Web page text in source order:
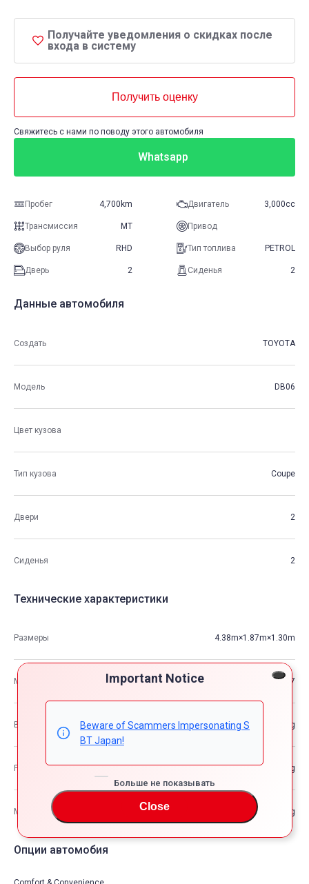
Important Notice
Beware of Scammers Impersonating S
BT Japan!
Больше не показывать
Close
Получайте уведомления о скидках после
входа в систему
Получить оценку
Свяжитесь с нами по поводу этого автомобиля
Whatsapp
Пробег 4,700km Двигатель 3,000cc
Трансмиссия MT Привод
Выбор руля RHD Тип топлива PETROL
Дверь 2 Сиденья 2
Данные автомобиля
Создать TOYOTA
Модель DB06
Цвет кузова
Тип кузова Coupe
Двери 2
Сиденья 2
Технические характеристики
Размеры 4.38m×1.87m×1.30m
М3 10.57
Вес автомобиля —kg
Разрешенная максимальная масса транспортного средства —kg
Максимальная грузоподъемность —kg
Опции автомобия